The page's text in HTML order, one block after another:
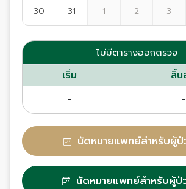
30 31 1 2 3
ไม่มีตารางออกตรวจ
เริ่ม สิ้น
- -
นัดหมายแพทย์สำหรับผู้ป่
นัดหมายแพทย์สำหรับผู้ป่